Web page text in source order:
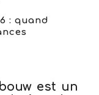
: quand
est un